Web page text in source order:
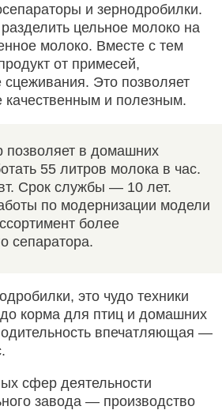
и зернодробилки.
цельное молоко на
молоко. Вместе с тем
от примесей,
Это позволяет
качественным и полезным.
позволяет в домашних
55 литров молока в час.
Срок службы — 10 лет.
по модернизации модели
более
сепаратора.
это чудо техники
до корма для птиц и домашних
впечатляющая —
сфер деятельности
завода — производство